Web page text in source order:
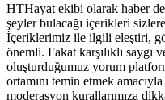
HTHayat ekibi olarak haber
şeyler bulacağı içerikleri
İçeriklerimiz ile ilgili eleştiri,
önemli. Fakat karşılıklı saygı
oluşturduğumuz yorum
ortamını temin etmek
moderasyon kurallarımıza